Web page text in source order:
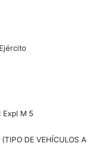
Expl M 5
DE VEHÍCULOS A